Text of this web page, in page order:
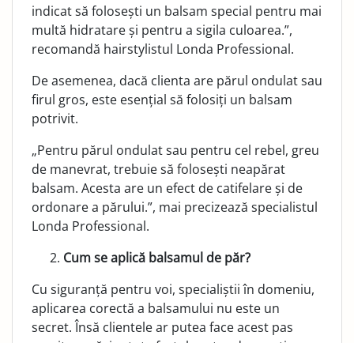
indicat să folosești un balsam special pentru mai
multă hidratare și pentru a sigila culoarea.”,
recomandă hairstylistul Londa Professional.
De asemenea, dacă clienta are părul ondulat sau
firul gros, este esențial să folosiți un balsam
potrivit.
„Pentru părul ondulat sau pentru cel rebel, greu
de manevrat, trebuie să folosești neapărat
balsam. Acesta are un efect de catifelare și de
ordonare a părului.”, mai precizează specialistul
Londa Professional.
Cum se aplică balsamul de păr?
Cu siguranță pentru voi, specialiștii în domeniu,
aplicarea corectă a balsamului nu este un
secret. Însă clientele ar putea face acest pas